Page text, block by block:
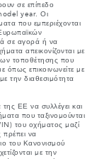
σε επίπεδο
year. Οι
που εμπεριέχονται
σε αγορά ή να
απεικονίζονται με
τοποθέτησης που
όπως επικοινωνείτε με
την διαθεσιμότητα
ΕΕ να συλλέγει και
που ταξινομούνται
του οχήματος μαζί
πρέπει να
του Κανονισμού
με την